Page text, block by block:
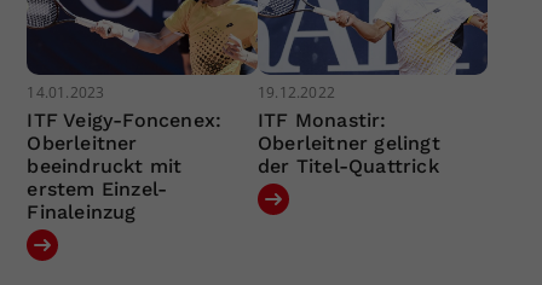
14.01.2023
ITF Veigy-Foncenex:
Oberleitner
beeindruckt mit
erstem Einzel-
Finaleinzug
19.12.2022
ITF Monastir:
Oberleitner gelingt
der Titel-Quattrick